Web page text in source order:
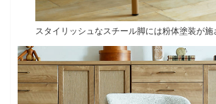
スタイリッシュなスチール脚には粉体塗装が施